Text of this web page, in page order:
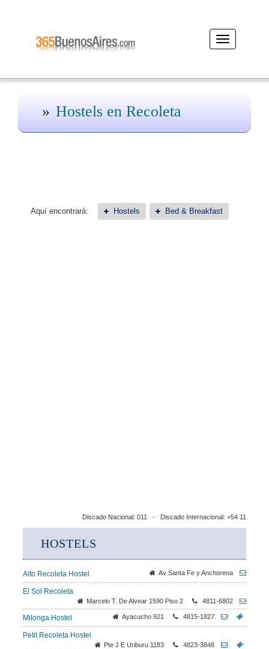
Desplegar
navegación
Hostels en Recoleta
Aquí encontrará: Hostels Bed & Breakfast
Discado Nacional: 011 - Discado Internacional: +54 11
HOSTELS
Alto Recoleta Hostel Av Santa Fe y Anchorena
El Sol Recoleta
Marcelo T. De Alvear 1590 Piso 2 4811-6802
Milonga Hostel Ayacucho 921 4815-1827
Petit Recoleta Hostel
Pte J E Uriburu 1183 4823-3848